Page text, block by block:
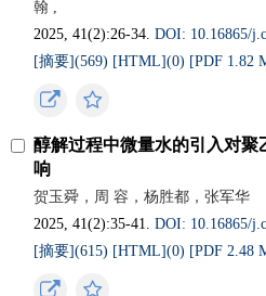
翰 ,
2025, 41(2):26-34.DOI: 10.16865/
[摘要](569) [HTML](0) [PDF 1.82
醇解过程中微量水的引入对
响
贺玉舜，周 容，杨胜都，张军华
2025, 41(2):35-41.DOI: 10.16865/
[摘要](615) [HTML](0) [PDF 2.48